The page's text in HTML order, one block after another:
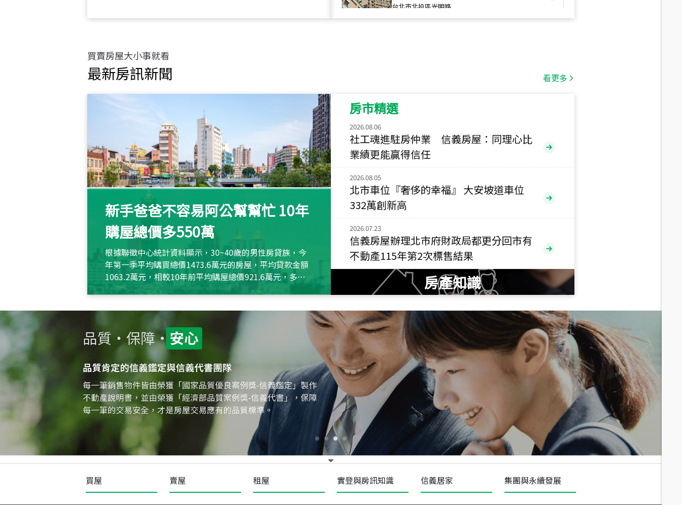
115
新北市永和區環河西路二段
115年07月 成交
央央 5,800萬
115年
小西華 1,938萬
115 年07 月 成交
捷豹
台北市中山區長春路
115年07月 成交
十泉十美
台北市北投區光明路
總價
1,020萬
年 07月 成交
四維天廈
新竹市新竹市四維路
總價
490萬
115 月 成交
菁英典藏
新竹市新竹市慈祥路
1,808
買賣房屋大小事就看
最新房訊新聞 看更多
新手爸爸不容易阿公幫幫忙 10年
購屋總價多550萬
根據聯徵中心統計資料顯示，30~40歲的男性房貸族，今
年第一季平均購買總價1473.6萬元的房屋，平均貸款金額
1063.2萬元，相較10年前平均購屋總價921.6萬元，多出
約550萬元，且貸款金額也多
房市精選
2026.08.06
社工魂進駐房仲業 信義房屋：同理心比
業績更能贏得信任
2026.08.05
北市車位『奢侈的幸福』 大安坡道車位
332萬創新高
2026.07.23
信義房屋辦理北市府財政局都更分回市有
不動產115年第2次標售結果
房產知識
買屋 賣屋 租屋 實登與房訊知識 信義居家 集團與永續發展